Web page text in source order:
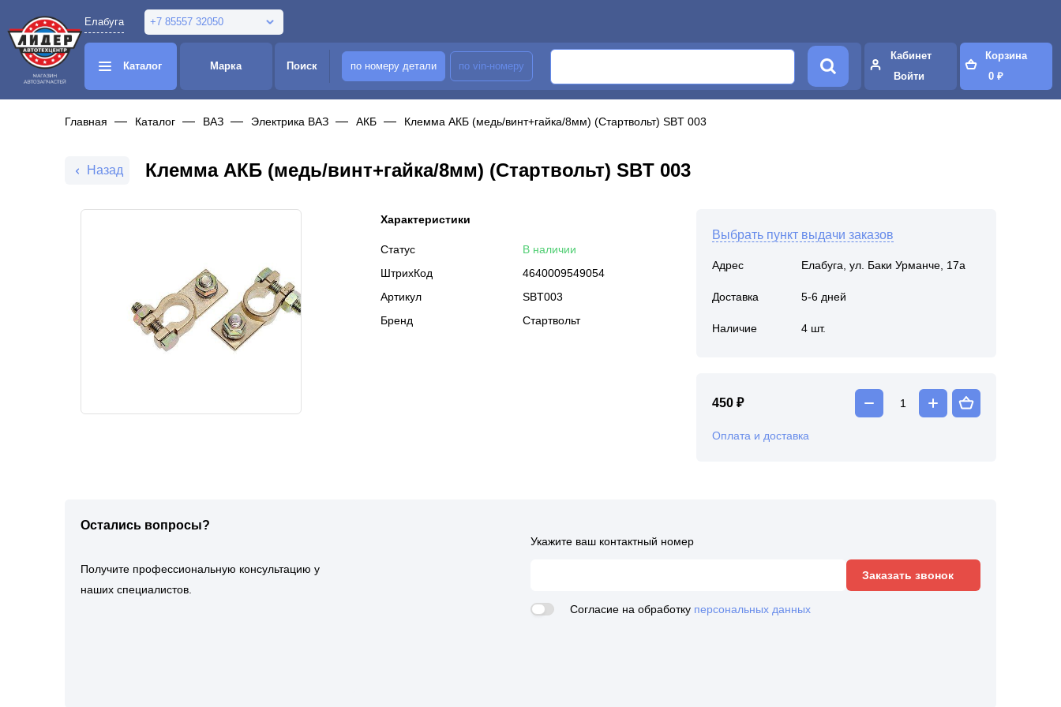
Елабуга +7 85557 32050
Каталог Марка Поиск по номеру детали по vin-номеру
Кабинет
Войти
Корзина
0 ₽
Главная Каталог ВАЗ Электрика ВАЗ АКБ Клемма АКБ (медь/винт+гайка/8мм) (Стартвольт) SBT 003
Назад Клемма АКБ (медь/винт+гайка/8мм) (Стартвольт) SBT 003
Характеристики
Статус
В наличии
ШтрихКод
4640009549054
Артикул
SBT003
Бренд
Стартвольт
Выбрать пункт выдачи заказов
Адрес Елабуга, ул. Баки Урманче, 17а
Доставка 5-6 дней
Наличие 4 шт.
450 ₽
Оплата и доставка
Остались вопросы?
Получите профессиональную консультацию у
наших специалистов.
Укажите ваш контактный номер
Заказать звонок
Согласие на обработку персональных данных